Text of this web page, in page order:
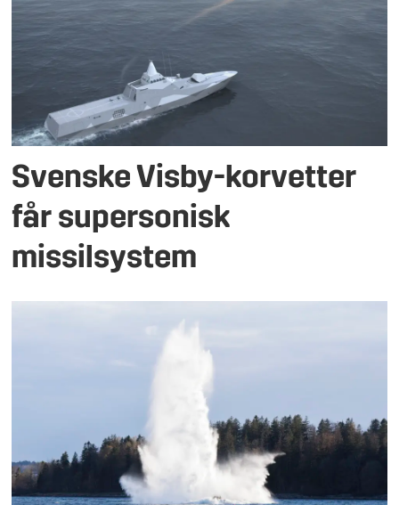
Svenske Visby-korvetter
får supersonisk
missilsystem